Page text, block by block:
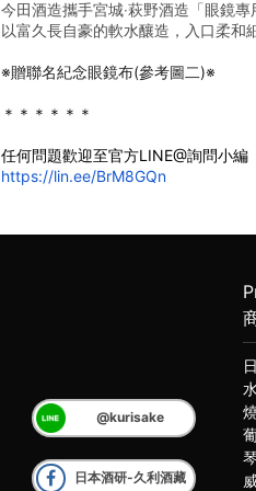
今田酒造攜手宮城‧萩野酒造「眼鏡
以富久長自豪的軟水釀造，入口柔和
※贈聯名紀念眼鏡布(參考圖二)※
﻿＊＊＊＊＊＊
任何問題歡迎至官方LINE@詢問小編
https://lin.ee/BrM8GQn
@kurisake
日本酒研-久利酒藏